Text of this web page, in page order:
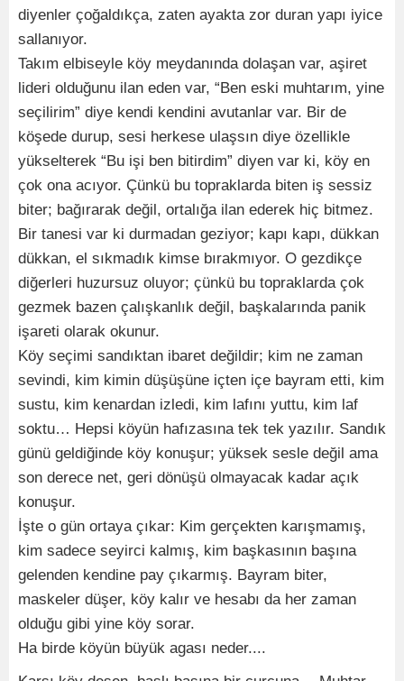
diyenler çoğaldıkça, zaten ayakta zor duran yapı iyice
sallanıyor.
Takım elbiseyle köy meydanında dolaşan var, aşiret
lideri olduğunu ilan eden var, “Ben eski muhtarım, yine
seçilirim” diye kendi kendini avutanlar var. Bir de
köşede durup, sesi herkese ulaşsın diye özellikle
yükselterek “Bu işi ben bitirdim” diyen var ki, köy en
çok ona acıyor. Çünkü bu topraklarda biten iş sessiz
biter; bağırarak değil, ortalığa ilan ederek hiç bitmez.
Bir tanesi var ki durmadan geziyor; kapı kapı, dükkan
dükkan, el sıkmadık kimse bırakmıyor. O gezdikçe
diğerleri huzursuz oluyor; çünkü bu topraklarda çok
gezmek bazen çalışkanlık değil, başkalarında panik
işareti olarak okunur.
Köy seçimi sandıktan ibaret değildir; kim ne zaman
sevindi, kim kimin düşüşüne içten içe bayram etti, kim
sustu, kim kenardan izledi, kim lafını yuttu, kim laf
soktu… Hepsi köyün hafızasına tek tek yazılır. Sandık
günü geldiğinde köy konuşur; yüksek sesle değil ama
son derece net, geri dönüşü olmayacak kadar açık
konuşur.
İşte o gün ortaya çıkar: Kim gerçekten karışmamış,
kim sadece seyirci kalmış, kim başkasının başına
gelenden kendine pay çıkarmış. Bayram biter,
maskeler düşer, köy kalır ve hesabı da her zaman
olduğu gibi yine köy sorar.
Ha birde köyün büyük agası neder....